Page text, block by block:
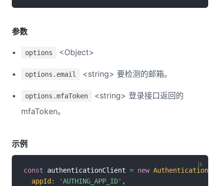
参数
options <Object>
options.email <string> 要检测的邮箱。
options.mfaToken
<string> 登录接口返回的
mfaToken。
示例
const authenticationClient = new
appId : 'AUTHING_APP_ID' ,